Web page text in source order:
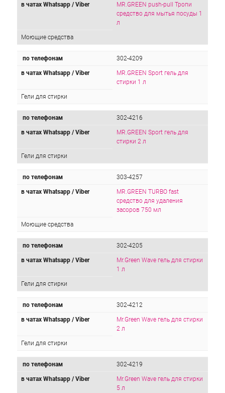
в чатах Whatsapp / Viber
MR.GREEN push-pull Тропи
средство для мытья посуды 1
л
Моющие средства
по телефонам 302-4209
в чатах Whatsapp / Viber
MR.GREEN Sport гель для
стирки 1 л
Гели для стирки
по телефонам 302-4216
в чатах Whatsapp / Viber
MR.GREEN Sport гель для
стирки 2 л
Гели для стирки
по телефонам 303-4257
в чатах Whatsapp / Viber
MR.GREEN TURBO fast
средство для удаления
засоров 750 мл
Моющие средства
по телефонам 302-4205
в чатах Whatsapp / Viber
Mr.Green Wave гель для стирки
1 л
Гели для стирки
по телефонам 302-4212
в чатах Whatsapp / Viber
Mr.Green Wave гель для стирки
2 л
Гели для стирки
по телефонам 302-4219
в чатах Whatsapp / Viber
Mr.Green Wave гель для стирки
5 л